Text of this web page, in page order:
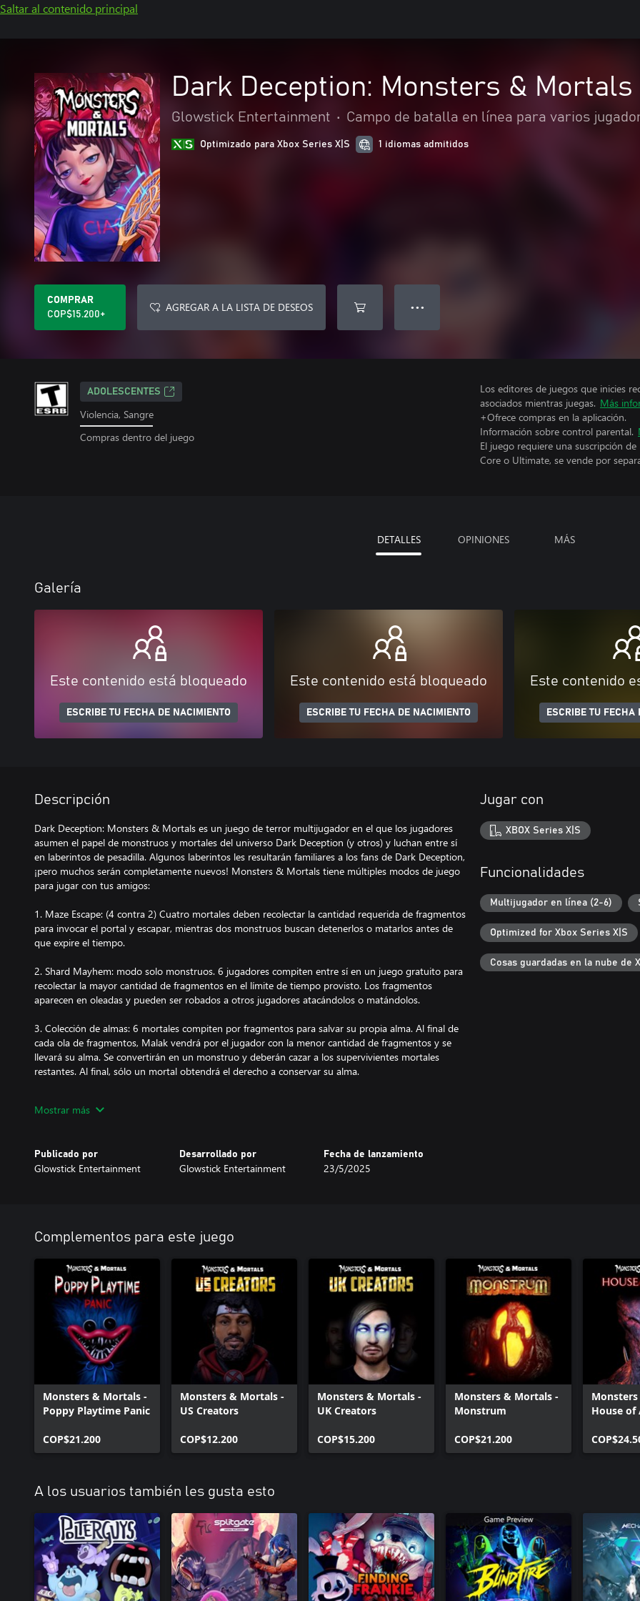
Saltar al contenido principal
Dark Deception: Monsters & Mortals
Glowstick Entertainment • Campo de batalla en línea para varios
Optimizado para Xbox Series X|S 1 idiomas admitidos
COMPRAR
COP$15.200+
AGREGAR A LA LISTA DE DESEOS ● ● ●
ADOLESCENTES
Violencia, Sangre
Compras dentro del juego
Los editores de juegos que inicies
asociados mientras juegas. Más
+Ofrece compras en la aplicación.
Información sobre control parental.
El juego requiere una suscripción
Core o Ultimate, se vende por
DETALLES OPINIONES MÁS
Galería
Este contenido está bloqueado
ESCRIBE TU FECHA DE NACIMIENTO
Este contenido está bloqueado
ESCRIBE TU FECHA DE NACIMIENTO
Este contenido
ESCRIBE TU FECHA
Descripción
Dark Deception: Monsters & Mortals es un juego de terror multijugador en el que los jugadores
asumen el papel de monstruos y mortales del universo Dark Deception (y otros) y luchan entre sí
en laberintos de pesadilla. Algunos laberintos les resultarán familiares a los fans de Dark Deception,
¡pero muchos serán completamente nuevos! Monsters & Mortals tiene múltiples modos de juego
para jugar con tus amigos:
1. Maze Escape: (4 contra 2) Cuatro mortales deben recolectar la cantidad requerida de fragmentos
para invocar el portal y escapar, mientras dos monstruos buscan detenerlos o matarlos antes de
que expire el tiempo.
2. Shard Mayhem: modo solo monstruos. 6 jugadores compiten entre sí en un juego gratuito para
recolectar la mayor cantidad de fragmentos en el límite de tiempo provisto. Los fragmentos
aparecen en oleadas y pueden ser robados a otros jugadores atacándolos o matándolos.
3. Colección de almas: 6 mortales compiten por fragmentos para salvar su propia alma. Al final de
cada ola de fragmentos, Malak vendrá por el jugador con la menor cantidad de fragmentos y se
llevará su alma. Se convertirán en un monstruo y deberán cazar a los supervivientes mortales
restantes. Al final, sólo un mortal obtendrá el derecho a conservar su alma.
- Cambia las tornas con activaciones de trampas y jefes. ¡Monsters & Mortals agrega nuevos jefes
nunca antes vistos!
- ¡Sube de nivel para desbloquear nuevos niveles de estadísticas y recompensas de nivel!
- Juega como monstruos o mortales según el modo de juego que juegues.
- ¡Desbloquea aspectos de monstruos y mortales, arte, nuevos personajes y más en la Tienda!
Mostrar más
Publicado por
Glowstick Entertainment
Desarrollado por
Glowstick Entertainment
Fecha de lanzamiento
23/5/2025
Jugar con
XBOX Series X|S
Funcionalidades
Multijugador en línea (2-6)
Optimized for Xbox Series X|S
Cosas guardadas en la nube de
Complementos para este juego
Monsters & Mortals -
Poppy Playtime Panic
COP$21.200
Monsters & Mortals -
US Creators
COP$12.200
Monsters & Mortals -
UK Creators
COP$15.200
Monsters & Mortals -
Monstrum
COP$21.200
House of
A los usuarios también les gusta esto